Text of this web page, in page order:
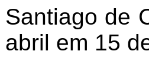
Santiago de
abril em 15